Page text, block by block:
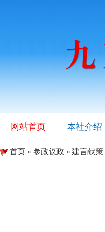
网站首页 本社介绍
首页 » 参政议政 » 建言献策